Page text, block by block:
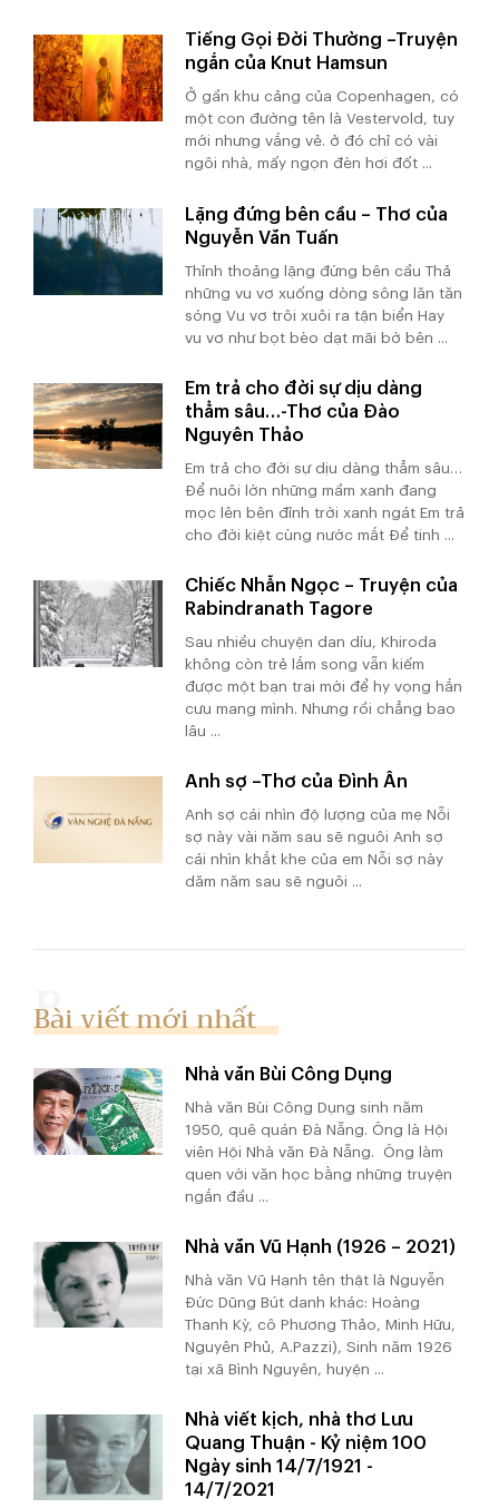
Tiếng Gọi Đời Thường –Truyện
ngắn của Knut Hamsun
Ở gần khu cảng của Copenhagen, có
một con đường tên là Vestervold, tuy
mới nhưng vắng vẻ. ở đó chỉ có vài
ngôi nhà, mấy ngọn đèn hơi đốt ...
Lặng đứng bên cầu – Thơ của
Nguyễn Văn Tuấn
Thỉnh thoảng lặng đứng bên cầu Thả
những vu vơ xuống dòng sông lăn tăn
sóng Vu vơ trôi xuôi ra tận biển Hay
vu vơ như bọt bèo dạt mãi bờ bên ...
Em trả cho đời sự dịu dàng
thẳm sâu…-Thơ của Đào
Nguyên Thảo
Em trả cho đời sự dịu dàng thẳm sâu…
Để nuôi lớn những mầm xanh đang
mọc lên bên đỉnh trời xanh ngát Em trả
cho đời kiệt cùng nước mắt Để tinh ...
Chiếc Nhẫn Ngọc – Truyện của
Rabindranath Tagore
Sau nhiều chuyện dan díu, Khiroda
không còn trẻ lắm song vẫn kiếm
được một bạn trai mới để hy vọng hắn
cưu mang mình. Nhưng rồi chẳng bao
lâu ...
Anh sợ –Thơ của Đình Ân
Anh sợ cái nhìn độ lượng của mẹ Nỗi
sợ này vài năm sau sẽ nguôi Anh sợ
cái nhìn khắt khe của em Nỗi sợ này
dăm năm sau sẽ nguôi ...
Bài viết mới nhất
Nhà văn Bùi Công Dụng
Nhà văn Bùi Công Dụng sinh năm
1950, quê quán Đà Nẵng. Ông là Hội
viên Hội Nhà văn Đà Nẵng. Ông làm
quen với văn học bằng những truyện
ngắn đầu ...
Nhà văn Vũ Hạnh (1926 – 2021)
Nhà văn Vũ Hạnh tên thật là Nguyễn
Đức Dũng Bút danh khác: Hoàng
Thanh Kỳ, cô Phương Thảo, Minh Hữu,
Nguyên Phủ, A.Pazzi), Sinh năm 1926
tại xã Bình Nguyên, huyện ...
Nhà viết kịch, nhà thơ Lưu
Quang Thuận - Kỷ niệm 100
Ngày sinh 14/7/1921 -
14/7/2021